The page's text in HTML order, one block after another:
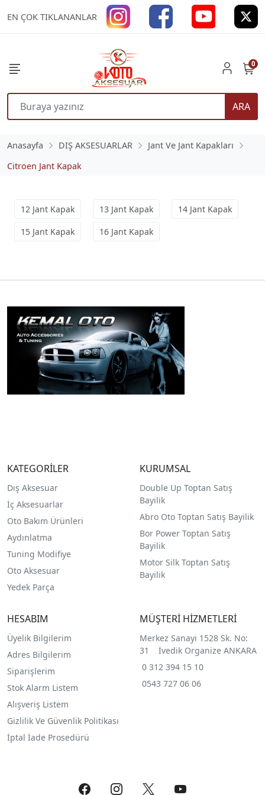
EN ÇOK TIKLANANLAR
ARA
0
Anasayfa DIŞ AKSESUARLAR
Jant Ve Jant Kapakları
Citroen Jant Kapak
12 Jant Kapak 13 Jant Kapak
14 Jant Kapak
15 Jant Kapak
16 Jant Kapak
KATEGORİLER
Dış Aksesuar
İç Aksesuarlar
Oto Bakım Ürünleri
Aydınlatma
Tuning Modifiye
Oto Aksesuar
Yedek Parça
KURUMSAL
Double Up Toptan Satış
Bayilik
Abro Oto Toptan Satış Bayilik
Bor Power Toptan Satış
Bayilik
Motor Silk Toptan Satış
Bayilik
HESABIM
Üyelik Bilgilerim
Adres Bilgilerim
Siparişlerim
Stok Alarm Listem
Alışveriş Listem
Gizlilik Ve Güvenlik Politikası
İptal İade Prosedürü
MÜŞTERİ HİZMETLERİ
Merkez Sanayi 1528 Sk. No:
31 İvedik Organize ANKARA
0 312 394 15 10
0543 727 06 06